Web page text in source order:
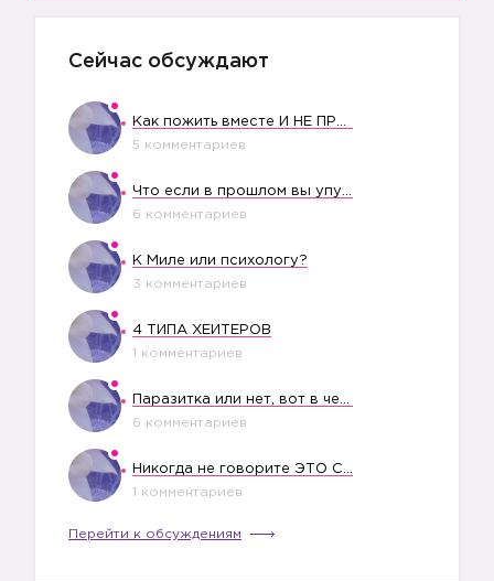
Сейчас обсуждают
5 комментариев
6 комментариев
К Миле или психологу?
3 комментариев
4 ТИПА ХЕЙТЕРОВ
1 комментариев
6 комментариев
1 комментариев
Перейти к обсуждениям